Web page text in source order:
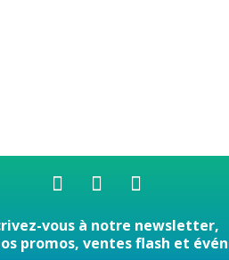
vous à notre newsletter,
promos, ventes flash et